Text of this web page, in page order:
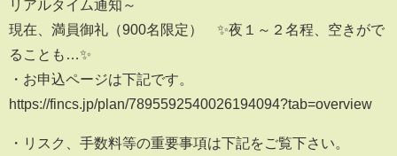
リアルタイム通知～
現在、満員御礼（900名限定） ✨夜１～２名程、空きがで
ることも…✨
・お申込ページは下記です。
https://fincs.jp/plan/7895592540026194094?tab=overview
・リスク、手数料等の重要事項は下記をご覧下さい。